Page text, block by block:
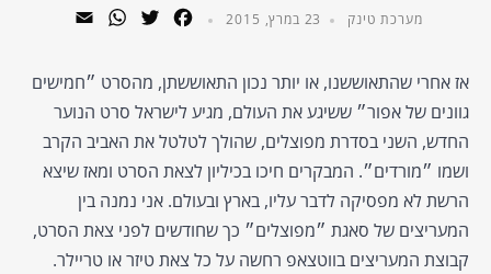
מערכת טינק 23 במרץ, 2015 Facebook
Twitter
WhatsApp
אז אחרי שהתאוששנו, או יותר נכון התאוששתן, מהסרט ״חמישים
גוונים של אפור״ ששיגע את העולם, מגיע לישראל סרט הנוער
החדש, השני בסדרת מפוצלים, שהולך לטלטל את האביב הקרב
ושמו ״מורדים״. המבקרים חיכו בכיליון לצאת הסרט ומאז שיצא
הרשת לא מפסיקה לדבר עליו, בארץ ובעולם. אני נמנה בין
המעריצים של סאגת ״מפוצלים״ כך שחודשים לפני צאת הסרט,
קבוצת המעריצים בווטצאפ רחשה על כל צאת טיזר או טריילר.